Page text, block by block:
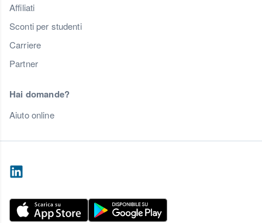
Affiliati
Sconti per studenti
Carriere
Partner
Hai domande?
Aiuto online